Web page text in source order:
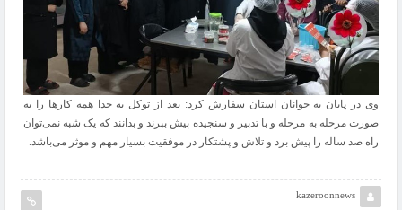
وی در پایان به جوانان استان سفارش کرد: بعد از توکل به خدا همه کارها را به
صورت مرحله به مرحله و با تدبیر و سنجیده پیش ببرند و بدانند که یک شبه نمی‌توان
راه صد ساله را پیش برد و تلاش و پشتکار در موفقیت بسیار مهم و موثر می‌باشد.
kazeroonnews